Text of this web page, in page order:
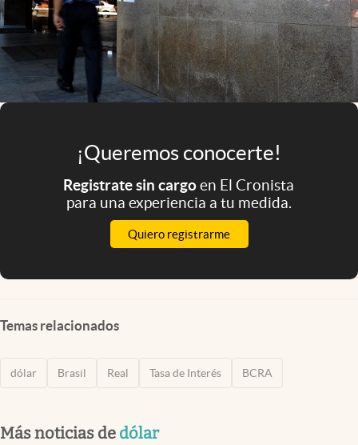
abre en nueva pestaña
Argentina
¡Queremos conocerte!
Registrate sin cargoen El Cronista
para una experiencia a tu medida.
Quiero registrarme
Temas relacionados
dólar Brasil Real Tasa de Interés BCRA
Más noticias de dólar